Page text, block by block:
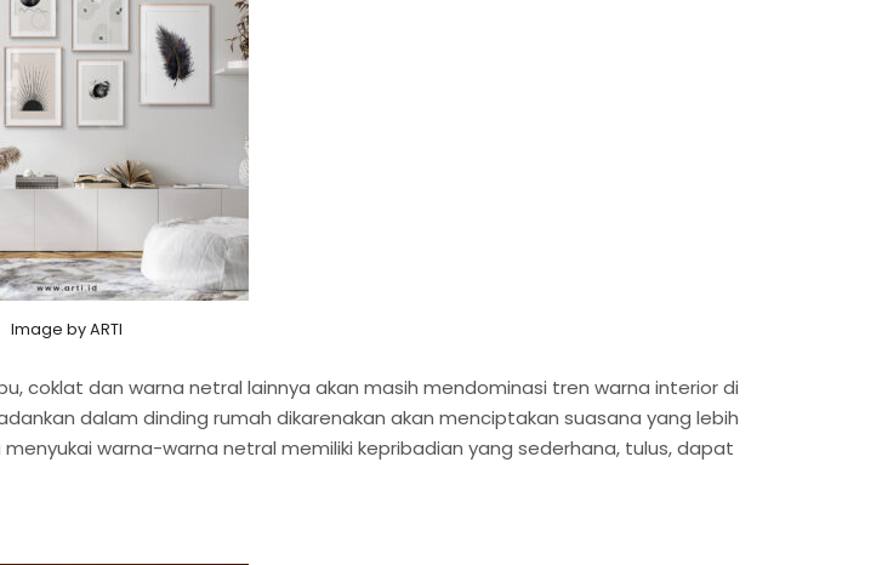
Image by ARTI
coklat dan warna netral lainnya akan masih mendominasi tren warna interior di
dalam dinding rumah dikarenakan akan menciptakan suasana yang lebih
warna-warna netral memiliki kepribadian yang sederhana, tulus, dapat